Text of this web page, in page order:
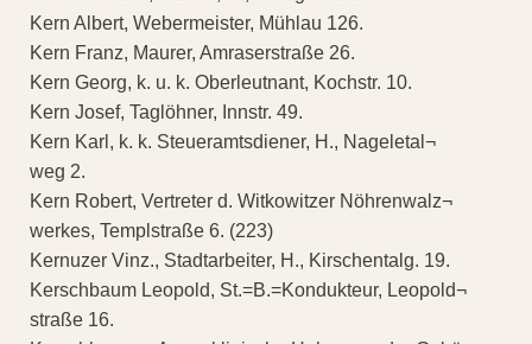
Kern Albert, Webermeister, Mühlau 126.
Kern Franz, Maurer, Amraserstraße 26.
Kern Georg, k. u. k. Oberleutnant, Kochstr. 10.
Kern Josef, Taglöhner, Innstr. 49.
Kern Karl, k. k. Steueramtsdiener, H., Nageletal¬
weg 2.
Kern Robert, Vertreter d. Witkowitzer Nöhrenwalz¬
werkes, Templstraße 6. (223)
Kernuzer Vinz., Stadtarbeiter, H., Kirschentalg. 19.
Kerschbaum Leopold, St.=B.=Kondukteur, Leopold¬
straße 16.